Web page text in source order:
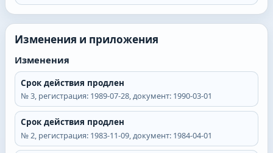
Изменения и приложения
Изменения
Срок действия продлен
№3, регистрация: 1989-07-28, документ: 1990-03-01
Срок действия продлен
№2, регистрация: 1983-11-09, документ: 1984-04-01